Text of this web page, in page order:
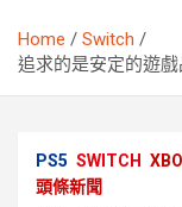
Home
Switch
追求的是安定的遊
PS5 SWITCH
頭條新聞